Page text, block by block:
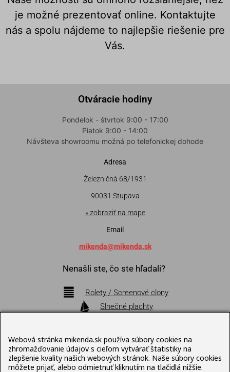
je možné prezentovať online. Kontaktujte
nás a spolu nájdeme to najlepšie riešenie pre
Vás.
Otváracie hodiny
Pondelok - štvrtok 9:00 - 17:00
Piatok 9:00 - 14:00
Návšteva showroomu možná po telefonickej dohode
Adresa
Železničná 68/1931
90031 Stupava
» zobraziť na mape
Email
mikenda@mikenda.sk
Nenašli ste, čo ste hľadali?
Rolety / Screenové clony
Slnečné plachty
Bioklimatické pergoly
Slnečníky
Webová stránka mikenda.sk používa súbory cookies na
zhromažďovanie údajov s cieľom vytvárať štatistiky na
zlepšenie kvality našich webových stránok. Naše súbory cookies
môžete prijať, alebo odmietnuť kliknutím na tlačidlá nižšie.